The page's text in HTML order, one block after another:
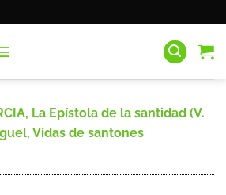
La Epístola de la santidad (V.
Vidas de santones